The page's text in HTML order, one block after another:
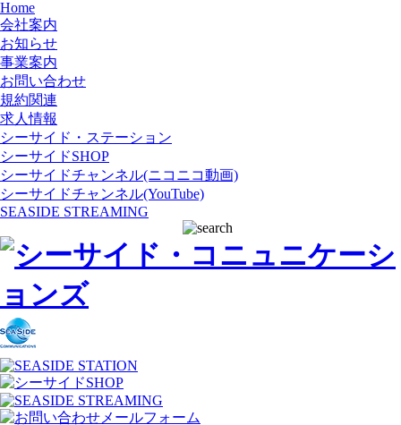
Home
会社案内
お知らせ
事業案内
お問い合わせ
規約関連
求人情報
シーサイド・ステーション
シーサイドSHOP
シーサイドチャンネル(ニコニコ動画)
シーサイドチャンネル(YouTube)
SEASIDE STREAMING